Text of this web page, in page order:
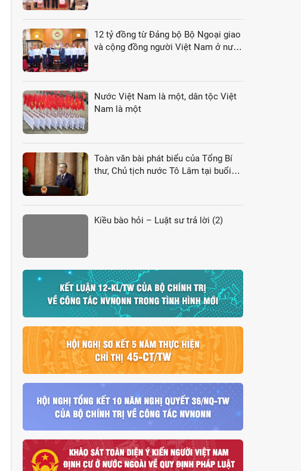
12 tỷ đồng từ Đảng bộ Bộ Ngoại giao
và cộng đồng người Việt Nam ở nước
Nước Việt Nam là một, dân tộc Việt
Nam là một
Toàn văn bài phát biểu của Tổng Bí
thư, Chủ tịch nước Tô Lâm tại buổi
Kiều bào hỏi – Luật sư trả lời (2)